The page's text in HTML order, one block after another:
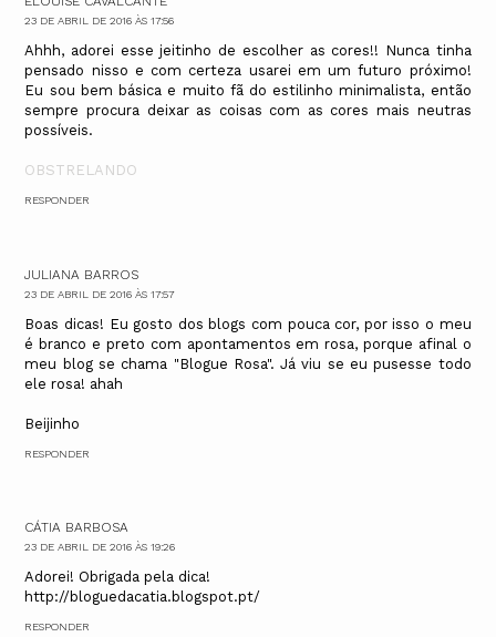
23 DE ABRIL DE 2016 ÀS 17:56
Ahhh, adorei esse jeitinho de escolher as cores!! Nunca tinha
pensado nisso e com certeza usarei em um futuro próximo!
Eu sou bem básica e muito fã do estilinho minimalista, então
sempre procura deixar as coisas com as cores mais neutras
possíveis.
OBSTRELANDO
RESPONDER
JULIANA BARROS
23 DE ABRIL DE 2016 ÀS 17:57
Boas dicas! Eu gosto dos blogs com pouca cor, por isso o meu
é branco e preto com apontamentos em rosa, porque afinal o
meu blog se chama "Blogue Rosa". Já viu se eu pusesse todo
ele rosa! ahah
Beijinho
RESPONDER
CÁTIA BARBOSA
23 DE ABRIL DE 2016 ÀS 19:26
Adorei! Obrigada pela dica!
http://bloguedacatia.blogspot.pt/
RESPONDER